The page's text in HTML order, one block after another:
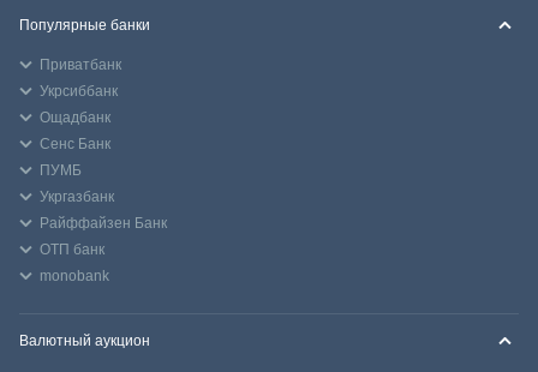
Популярные банки
Приватбанк
Укрсиббанк
Ощадбанк
Сенс Банк
ПУМБ
Укргазбанк
Райффайзен Банк
ОТП банк
monobank
Валютный аукцион